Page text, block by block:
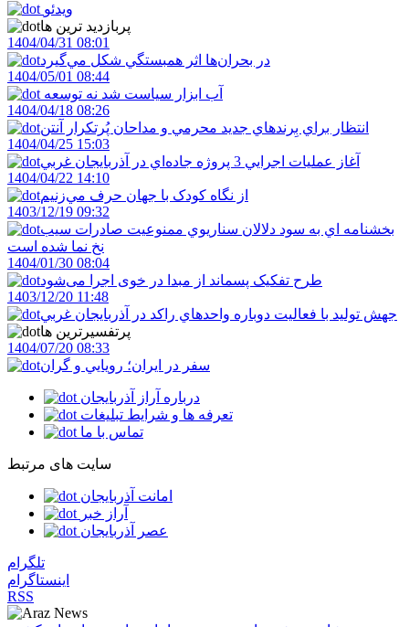
ویدئو
پربازدید ترین ها
1404/04/31 08:01
در بحران‌ها اثر همبستگي شکل مي‌گيرد
1404/05/01 08:44
آب ابزار سياست شد نه توسعه
1404/04/18 08:26
انتظار براي بِرندهاي جديد محرمي و مداحان پُرتکرار آنتن
1404/04/25 15:03
آغاز عمليات اجرايي 3 پروژه جاده‌اي در آذربايجان غربي
1404/04/22 14:10
از نگاه کودک با جهان حرف مي‌زنيم
1403/12/19 09:32
بخشنامه اي به سود دلالان سناريوي ممنوعيت صادرات سيب
نخ نما شده است
1404/01/30 08:04
طرح تفکیک پسماند از مبدا در خوی اجرا می‌شود
1403/12/20 11:48
جهش توليد با فعاليت دوباره واحدهاي راکد در آذربايجان غربي
پرتفسیرترین ها
1404/07/20 08:33
سفر در ايران؛ رويايي و گران
درباره آراز آذربایجان
تعرفه ها و شرایط تبلیغات
تماس با ما
سایت های مرتبط
امانت آذربایجان
آراز خبر
عصر آذربایجان
تلگرام
اینستاگرام
RSS